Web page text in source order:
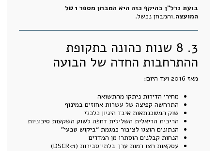
בועת נדל״ן בהיקף כזה היא המבחן מספר 1 של
המועצה.והמבחן נכשל.
3. 8 שנות כהונה בתקופת
ההתרחבות החדה של הבועה
מאז 2016 ועד היום:
מחירי הדירות ניתקו מהתשואה
התרחשה קפיצה של עשרות אחוזים במינוף
שוק המשכנתאות איבד היגיון כלכלי
הריבית הריאלית השלילית דחפה לשוק השקעות סיכוניות
הנתונים הוצגו לציבור כמגמת “ביקוש טבעי”
הנחות קבלנים הוסתרו מן המדדים
עסקאות חצו רמות ערך בלתי־סבירות (DSCR<1)